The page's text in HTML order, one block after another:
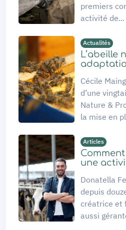
premiers
activité de...
Actualités
L’abeille
Cécile
d’une
Nature &
la mise en
Articles
une
Donatella
depuis
créatrice et
aussi